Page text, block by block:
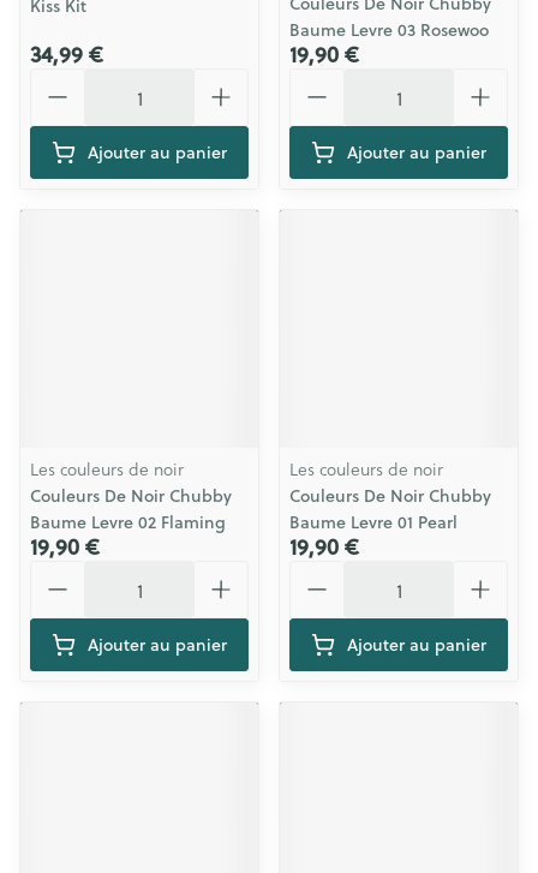
Kiss Kit
34,99 €
Ajouter au panier
Baume Levre 03 Rosewoo
19,90 €
Ajouter au panier
Les couleurs de noir
Couleurs De Noir Chubby
Baume Levre 02 Flaming
19,90 €
Ajouter au panier
Les couleurs de noir
Couleurs De Noir Chubby
Baume Levre 01 Pearl
19,90 €
Ajouter au panier